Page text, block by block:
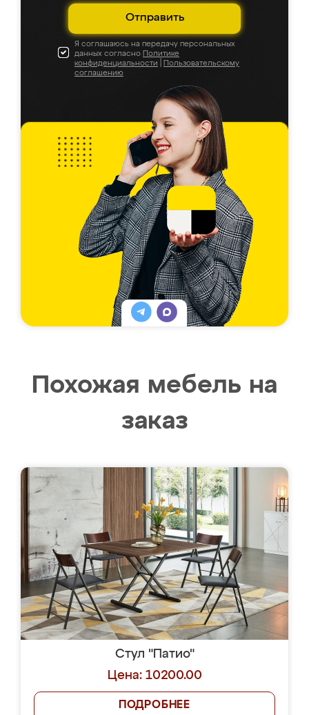
Отправить
Я соглашаюсь на передачу персональных
данных согласно Политике
конфиденциальности
Пользовательскому
соглашению
Похожая мебель на
заказ
Стул "Патио"
Цена: 10200.00
ПОДРОБНЕЕ